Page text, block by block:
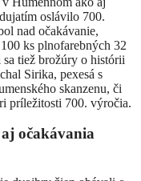
oslávilo 700.
nad očakávanie,
ks plnofarebných 32
tiež brožúry o histórii
Sirika, pexesá s
skanzenu, či
príležitosti 700. výročia.
očakávania